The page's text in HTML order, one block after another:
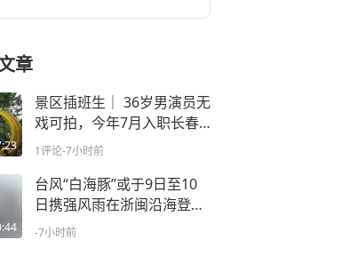
章
景区插班生｜ 36岁男演员无
戏可拍，今年7月入职长春
市动植物公园担任二郎神NP
冷场和观众搅局，也因粉丝
捧场感动落泪，他首次谈及
薪资待遇，称能多赚钱也不
1评论-7小时前
台风“白海豚”或于9日至10
日携强风雨在浙闽沿海登
陆，单点降雨具有极端性，
-7小时前